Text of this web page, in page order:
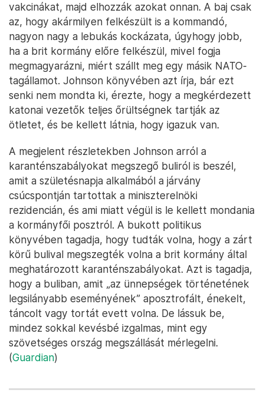
vakcinákat, majd elhozzák azokat onnan. A baj csak
az, hogy akármilyen felkészült is a kommandó,
nagyon nagy a lebukás kockázata, úgyhogy jobb,
ha a brit kormány előre felkészül, mivel fogja
megmagyarázni, miért szállt meg egy másik NATO-
tagállamot. Johnson könyvében azt írja, bár ezt
senki nem mondta ki, érezte, hogy a megkérdezett
katonai vezetők teljes őrültségnek tartják az
ötletet, és be kellett látnia, hogy igazuk van.
A megjelent részletekben Johnson arról a
karanténszabályokat megszegő buliról is beszél,
amit a születésnapja alkalmából a járvány
csúcspontján tartottak a miniszterelnöki
rezidencián, és ami miatt végül is le kellett mondania
a kormányfői posztról. A bukott politikus
könyvében tagadja, hogy tudták volna, hogy a zárt
körű bulival megszegték volna a brit kormány által
meghatározott karanténszabályokat. Azt is tagadja,
hogy a buliban, amit „az ünnepségek történetének
legsilányabb eseményének” aposztrofált, énekelt,
táncolt vagy tortát evett volna. De lássuk be,
mindez sokkal kevésbé izgalmas, mint egy
szövetséges ország megszállását mérlegelni.
(Guardian)